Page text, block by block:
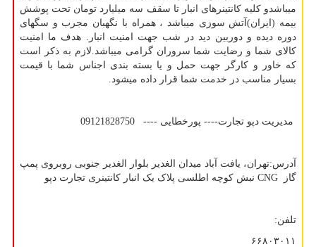
میباشدو کلیه کانتینرهای انبار تا سقف سه میلیارد تومان تحت پوشش
بیمه (ایران)آتش سوزی میباشد ، همراه با نگهبان مجرب و سگهای
دوره دیده و دوربین دید در شب جهت امنیت انبار. هدف ما امنیت
کالای شما و رضایت شما سروران گرامی میباشد.لازم به ذکر است
که خاور و کارگر جهت حمل و یا بسته بندی اجناس شما با قیمت
بسیار مناسب در خدمت شما قرار داده میشود.
مدیریت دپو تجارت---- پورخطایی ---- 09121828750
آدرس:تهران، یافت آباد میدان الغدیر بلوار الغدیر جنوبی روبروی پمپ
گاز CNG نبش کوچه اطلسی پلاک یک انبار کانتینری تجارت دپو
تلفن:
۶۶۸۰۳۰۱۱